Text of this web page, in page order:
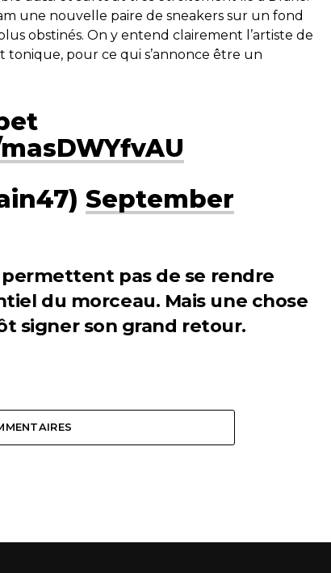
une nouvelle paire de sneakers sur un fond
obstinés. On y entend clairement l’artiste de
pour ce qui s’annonce être un
September
permettent pas de se rendre
du morceau. Mais une chose
signer son grand retour.